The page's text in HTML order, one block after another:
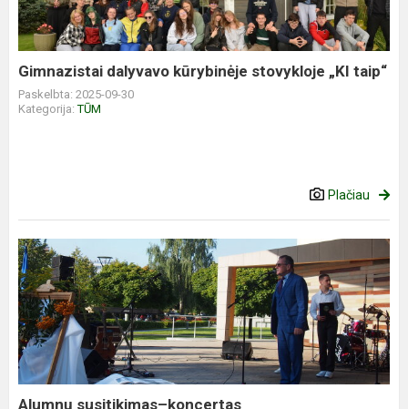
Gimnazistai dalyvavo kūrybinėje stovykloje „KI taip“
Paskelbta: 2025-09-30
Kategorija:TŪM
Plačiau
Alumnų susitikimas–koncertas